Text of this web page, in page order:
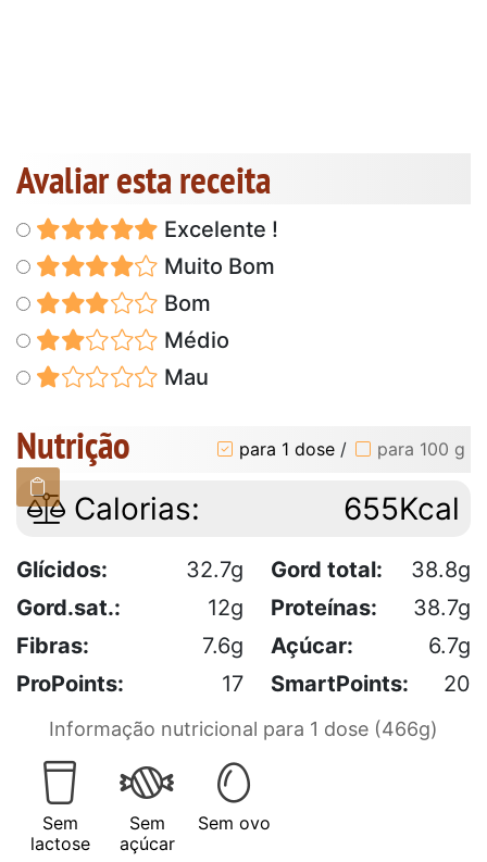
Avaliar esta receita
Excelente !
Muito Bom
Bom
Médio
Mau
Nutrição para 1 dose / para 100 g
Calorias: 655Kcal
Glícidos: 32.7g Gord total:
38.8g
Gord.sat.:
12g Proteínas:
38.7g
Fibras:
7.6g Açúcar:
6.7g
ProPoints:
17 SmartPoints: 20
Informação nutricional para 1 dose (466g)
Sem
lactose
Sem
açúcar
Sem ovo